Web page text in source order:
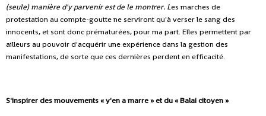
(seule) manière d'y parvenir est de le montrer. Les marches de
protestation au compte-goutte ne serviront qu'à verser le sang des
innocents, et sont donc prématurées, pour ma part. Elles permettent par
ailleurs au pouvoir d'acquérir une expérience dans la gestion des
manifestations, de sorte que ces dernières perdent en efficacité.
S'inspirer des mouvements « y'en a marre » et du « Balai citoyen »